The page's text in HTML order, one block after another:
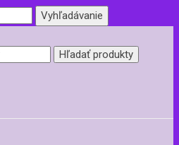
Vyhľadávanie